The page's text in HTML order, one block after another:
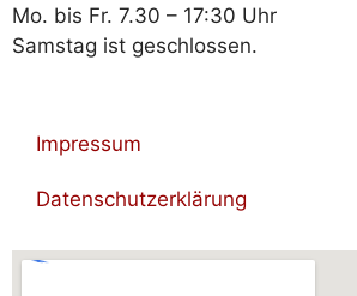
Mo. bis Fr. 7.30 – 17:30 Uhr
Samstag ist geschlossen.
Impressum
Datenschutzerklärung